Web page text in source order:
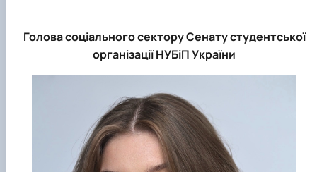
Голова соціального сектору Сенату студентської
організації НУБіП України